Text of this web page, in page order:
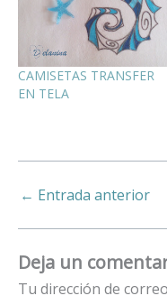
CAMISETAS TRANSFER
EN TELA
← Entrada anterior
Deja un
Tu dirección de